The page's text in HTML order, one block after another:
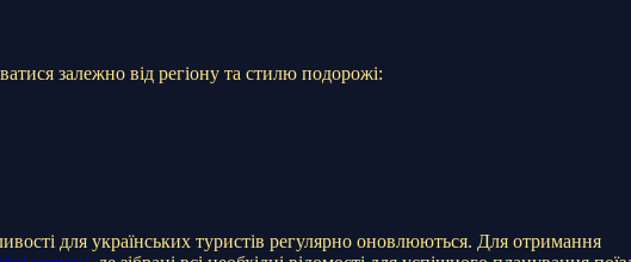
залежно від регіону та стилю подорожі:
для українських туристів регулярно оновлюються. Для отримання